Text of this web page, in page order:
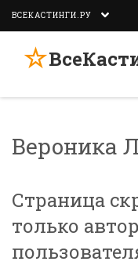
ВСЕКАСТИНГИ.РУ
☆
Вероника
Страница
только